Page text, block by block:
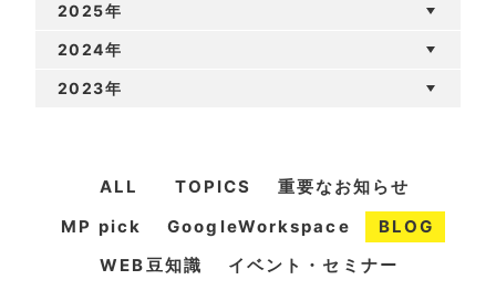
2025年
2024年
2023年
ALL TOPICS
重要なお知らせ
MP pick
GoogleWorkspace
BLOG
WEB豆知識
イベント・セミナー